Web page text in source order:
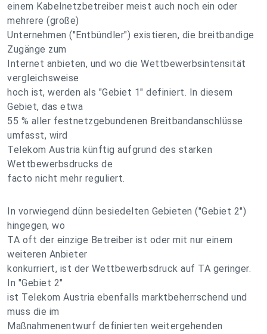
einem Kabelnetzbetreiber meist auch noch ein oder
mehrere (große)
Unternehmen ("Entbündler") existieren, die breitbandige
Zugänge zum
Internet anbieten, und wo die Wettbewerbsintensität
vergleichsweise
hoch ist, werden als "Gebiet 1" definiert. In diesem
Gebiet, das etwa
55 % aller festnetzgebundenen Breitbandanschlüsse
umfasst, wird
Telekom Austria künftig aufgrund des starken
Wettbewerbsdrucks de
facto nicht mehr reguliert.
In vorwiegend dünn besiedelten Gebieten ("Gebiet 2")
hingegen, wo
TA oft der einzige Betreiber ist oder mit nur einem
weiteren Anbieter
konkurriert, ist der Wettbewerbsdruck auf TA geringer.
In "Gebiet 2"
ist Telekom Austria ebenfalls marktbeherrschend und
muss die im
Maßnahmenentwurf definierten weitergehenden